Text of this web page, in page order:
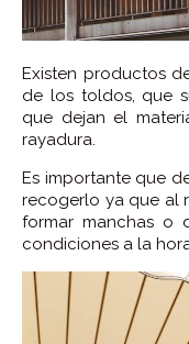
Existen productos
de los toldos, que
que dejan el
rayadura.
Es importante que
recogerlo ya que al
formar manchas o
condiciones a la